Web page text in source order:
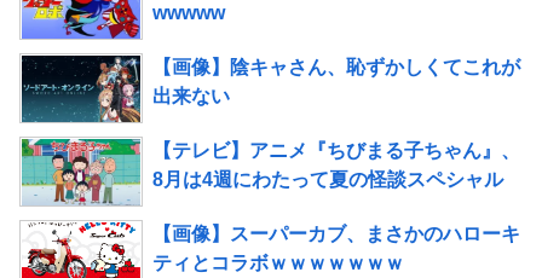
wwwww
【画像】陰キャさん、恥ずかしくてこれが
出来ない
【テレビ】アニメ『ちびまる子ちゃん』、
8月は4週にわたって夏の怪談スペシャル
【画像】スーパーカブ、まさかのハローキ
ティとコラボｗｗｗｗｗｗｗ